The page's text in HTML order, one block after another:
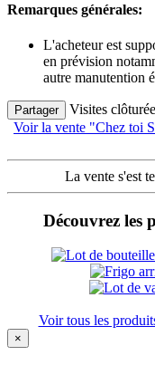
Remarques générales:
L'acheteur est
en prévision
autre manutention
Partager Visites
Voir la vente "Chez toi
La vente s'est
Découvrez les
Voir tous les
×